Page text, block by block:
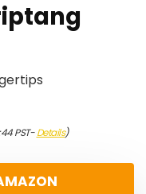
PST-Details)